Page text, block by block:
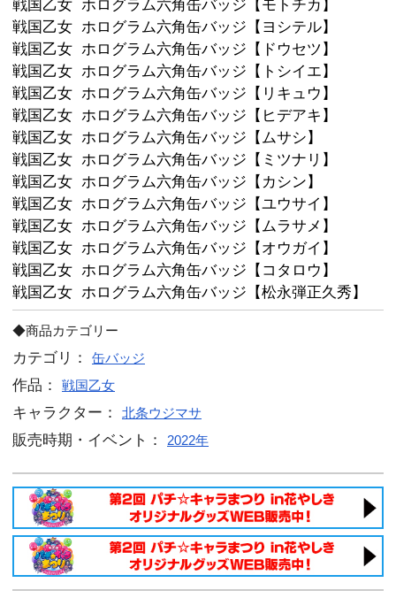
キラキラホログラム仕様の豪華な缶バ
六角形だから集めて・並べて楽しめち
シリーズお馴染みのキャラクター達
よう！
戦国乙女 ホログラム六角缶バッジ【
ト】
■シリーズはこちら↓
戦国乙女 ホログラム六角缶バッジ【
戦国乙女 ホログラム六角缶バッジ【
戦国乙女 ホログラム六角缶バッジ【
戦国乙女 ホログラム六角缶バッジ【
戦国乙女 ホログラム六角缶バッジ【
戦国乙女 ホログラム六角缶バッジ【
戦国乙女 ホログラム六角缶バッジ【
戦国乙女 ホログラム六角缶バッジ【